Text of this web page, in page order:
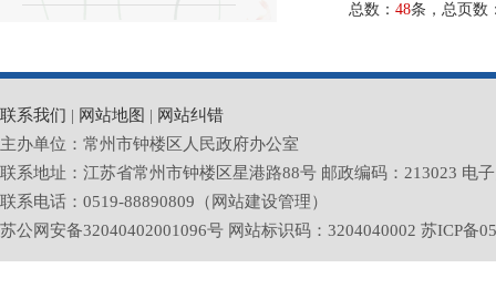
总数： 48条，总页数
联系我们 | 网站地图 | 网站纠错
主办单位：常州市钟楼区人民政府办公室
联系地址：江苏省常州市钟楼区星港路88号 邮政编码：213023 电
联系电话：0519-88890809（网站建设管理）
苏公网安备32040402001096号 网站标识码：3204040002 苏ICP备